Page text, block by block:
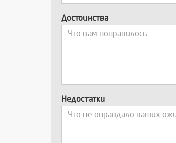
Достоинства
Недостатки